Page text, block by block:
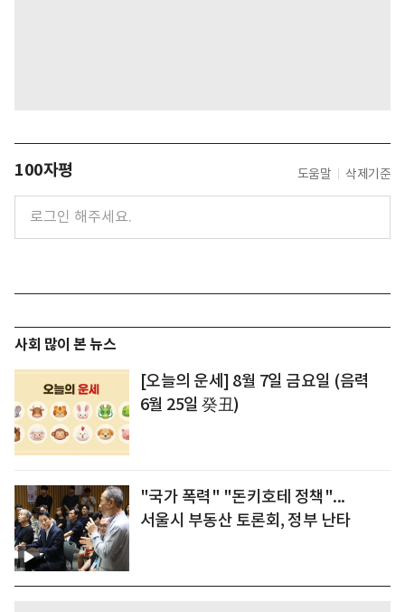
100자평 도움말 삭제기준
사회 많이 본 뉴스
[오늘의 운세] 8월 7일 금요일 (음력
6월 25일 癸丑)
"국가 폭력" "돈키호테 정책"...
서울시 부동산 토론회, 정부 난타